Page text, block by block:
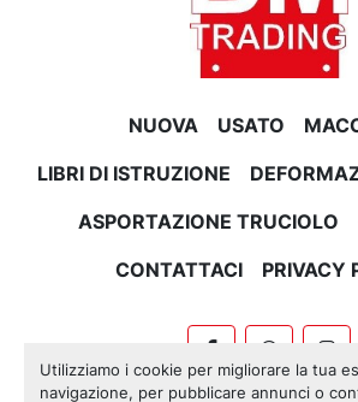
Utilizziamo i cookie per migliorare la tua
navigazione, per pubblicare annunci o
NUOVA USATO
LIBRI DI ISTRUZIONE
ASPORTAZIONE TRUCIOLO
CONTATTACI
PRIVACY
facebookwhatsapp